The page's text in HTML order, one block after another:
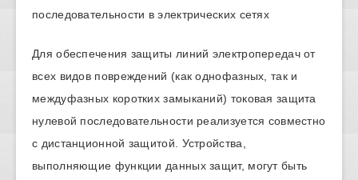
последовательности в электрических сетях
Для обеспечения защиты линий электропередач от
всех видов повреждений (как однофазных, так и
междуфазных коротких замыканий) токовая защита
нулевой последовательности реализуется совместно
с дистанционной защитой. Устройства,
выполняющие функции данных защит, могут быть